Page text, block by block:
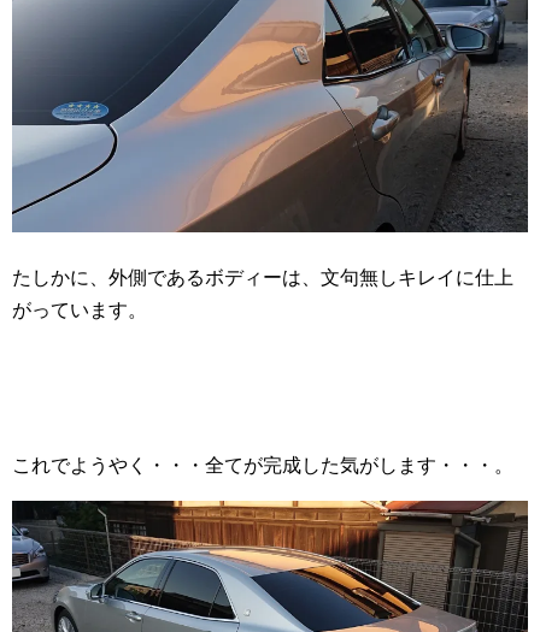
たしかに、外側であるボディーは、文句無しキレイに仕上
がっています。
これでようやく・・・全てが完成した気がします・・・。